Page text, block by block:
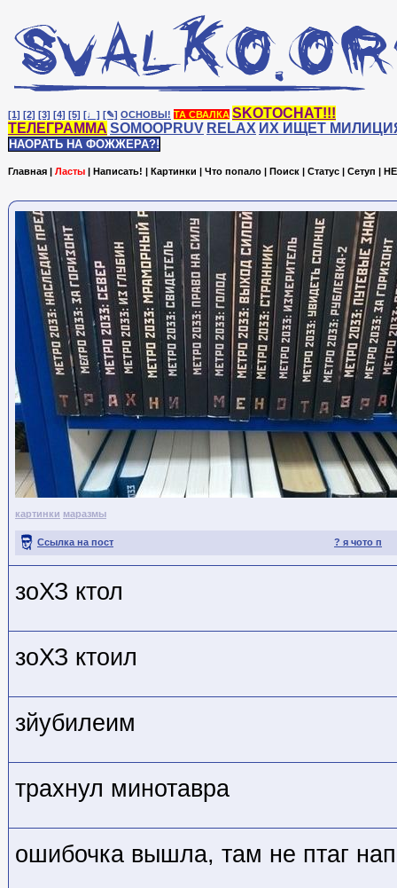
[1] [2] [3] [4] [5] [♩] [✎] ОСНОВЫ! ТА СВАЛКА SKOTOCHAT!!!
ТЕЛЕГРАММА SOMOOPRUV RELAX ИХ ИЩЕТ
НАОРАТЬ НА ФОЖЖЕРА?!
Главная | Ласты | Написать! | Картинки | Что попало | Поиск | Статус | Сетуп |
картинки маразмы
? я чото п
Ссылка на пост
зоХЗ ктол
зоХЗ ктоил
зйубилеим
трахнул минотавра
ошибочка вышла, там не птаг